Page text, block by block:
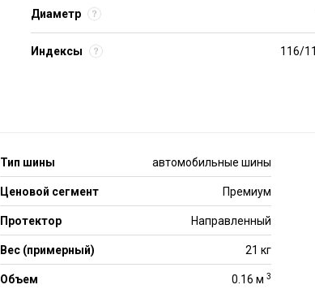
Диаметр
Индексы 116/
Тип шины автомобильные шины
Ценовой сегмент Премиум
Протектор Направленный
Вес (примерный) 21 кг
Объем 0.16 м 3